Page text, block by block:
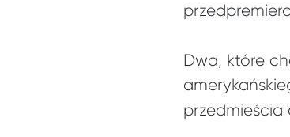
Dwa, które
przedmieścia